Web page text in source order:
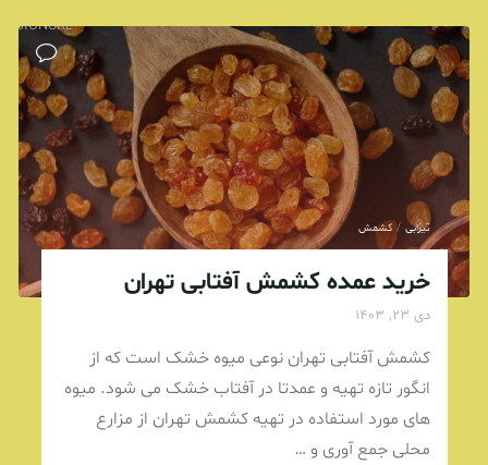
تیزابی / کشمش
خرید عمده کشمش آفتابی تهران
دی 23, 1403
کشمش آفتابی تهران نوعی میوه خشک است که از
انگور تازه تهیه و عمدتا در آفتاب خشک می شود. میوه
های مورد استفاده در تهیه کشمش تهران از مزارع
محلی جمع آوری و …